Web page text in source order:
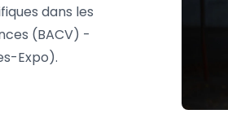
dans les
(BACV) -
Expo).